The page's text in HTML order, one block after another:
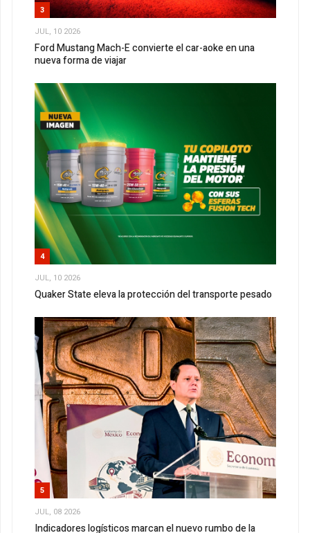
3
JUL, 10 2026
Ford Mustang Mach-E convierte el car-aoke en una
nueva forma de viajar
4
JUL, 10 2026
Quaker State eleva la protección del transporte pesado
5
JUL, 08 2026
Indicadores logísticos marcan el nuevo rumbo de la